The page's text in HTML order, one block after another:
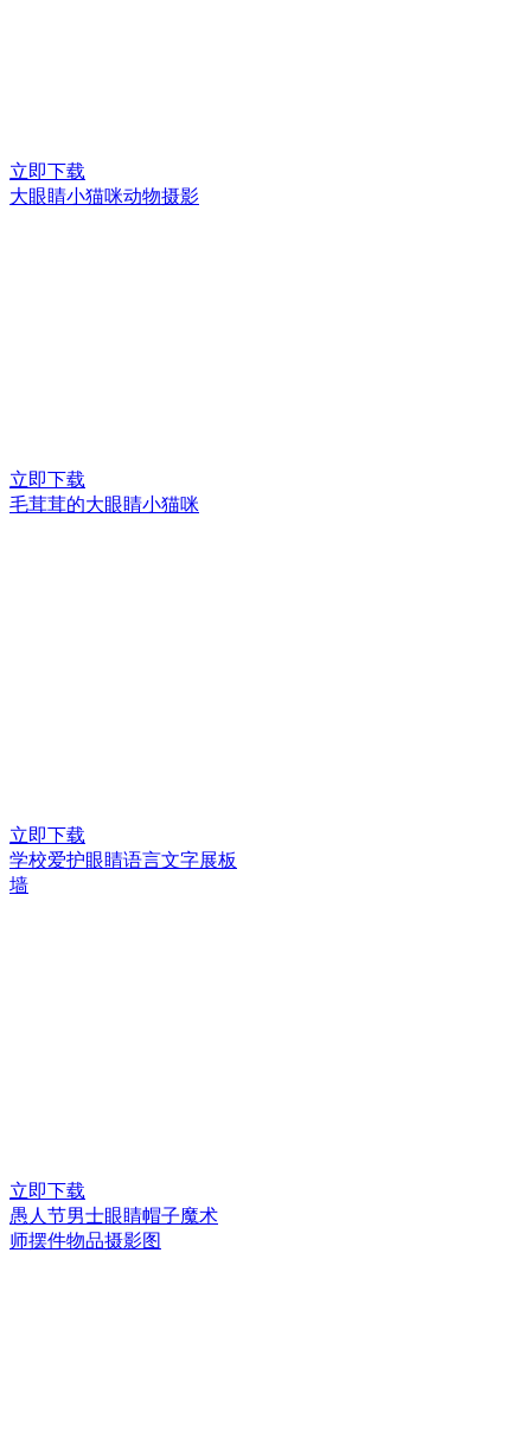
立即下载
大眼睛小猫咪动物摄影
立即下载
毛茸茸的大眼睛小猫咪
立即下载
学校爱护眼睛语言文字展板
墙
立即下载
愚人节男士眼睛帽子魔术
师摆件物品摄影图